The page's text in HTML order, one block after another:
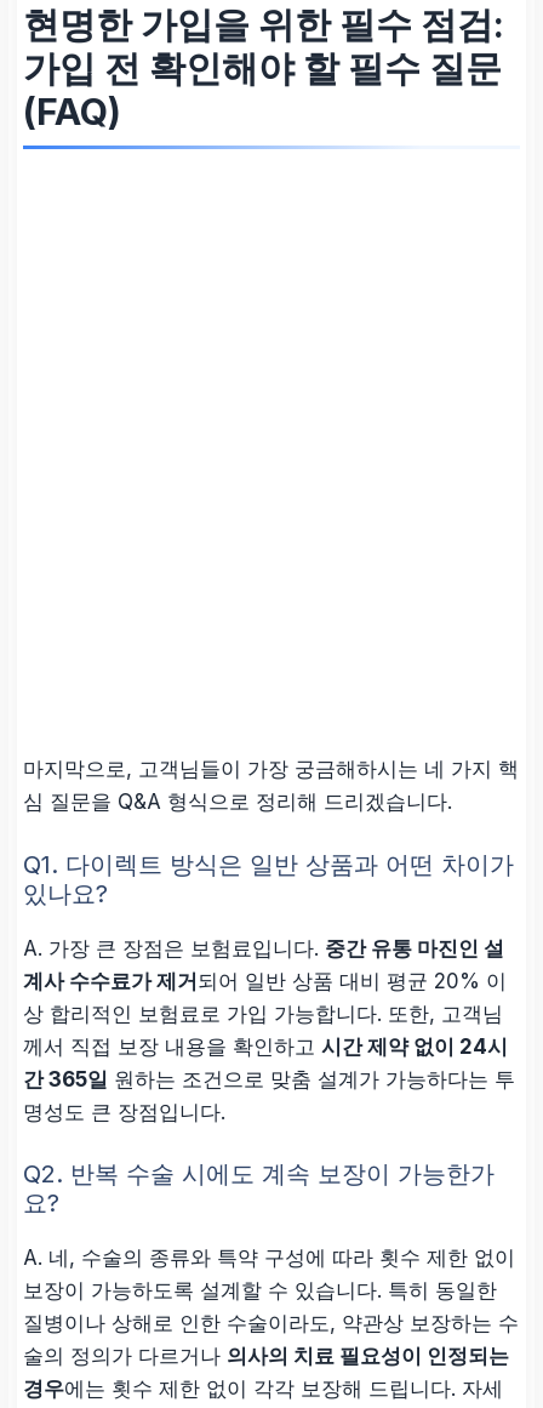
현명한 가입을 위한 필수 점검:
가입 전 확인해야 할 필수 질문
(FAQ)
마지막으로, 고객님들이 가장 궁금해하시는 네 가지 핵
심 질문을 Q&A 형식으로 정리해 드리겠습니다.
Q1. 다이렉트 방식은 일반 상품과 어떤 차이가
있나요?
A. 가장 큰 장점은 보험료입니다. 중간 유통 마진인 설
계사 수수료가 제거되어 일반 상품 대비 평균 20% 이
상 합리적인 보험료 로 가입 가능합니다. 또한, 고객님
께서 직접 보장 내용을 확인하고 시간 제약 없이 24시
간 365일 원하는 조건으로 맞춤 설계가 가능하다는 투
명성도 큰 장점입니다.
Q2. 반복 수술 시에도 계속 보장이 가능한가
요?
A. 네, 수술의 종류와 특약 구성에 따라 횟수 제한 없이
보장이 가능하도록 설계할 수 있습니다. 특히 동일한
질병이나 상해로 인한 수술이라도, 약관상 보장하는 수
술의 정의가 다르거나 의사의 치료 필요성이 인정되는
경우에는 횟수 제한 없이 각각 보장해 드립니다. 자세